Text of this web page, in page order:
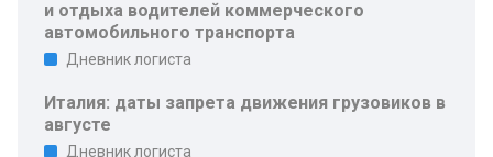
и отдыха водителей коммерческого
автомобильного транспорта
Дневник логиста
Италия: даты запрета движения грузовиков в
августе
Дневник логиста